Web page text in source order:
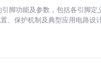
引脚功能及参数，包括各引脚
、保护机制及典型应用电路设